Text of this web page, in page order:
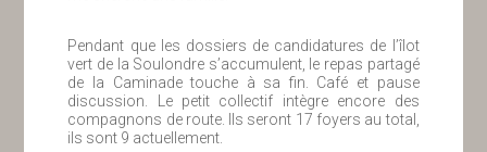
Pendant que les dossiers de candidatures de l’îlot
vert de la Soulondre s’accumulent, le repas partagé
de la Caminade touche à sa fin. Café et pause
discussion. Le petit collectif intègre encore des
compagnons de route. Ils seront 17 foyers au total,
ils sont 9 actuellement.